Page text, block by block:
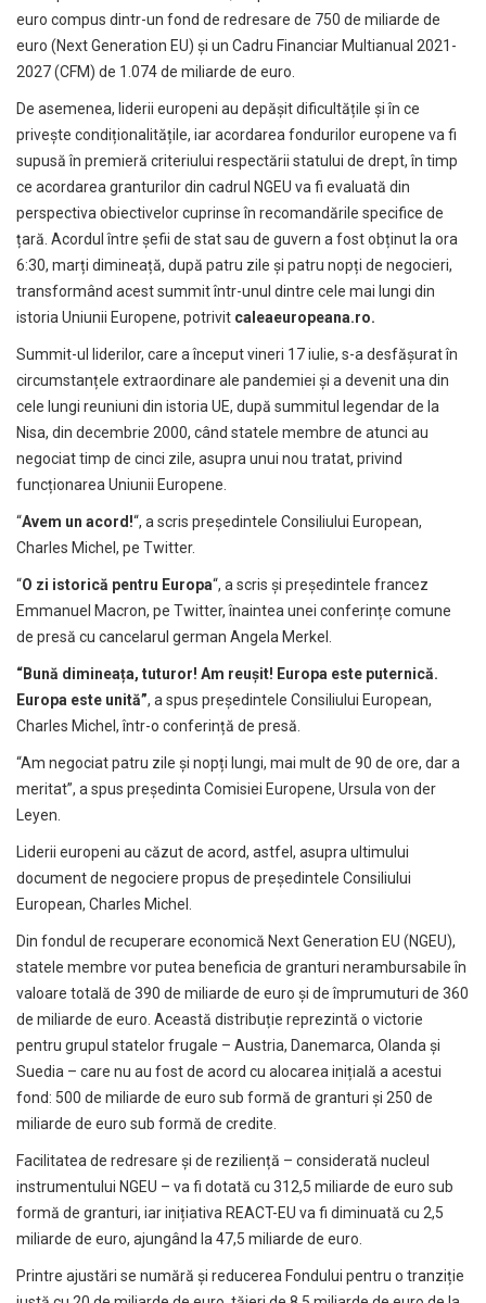
euro compus dintr-un fond de redresare de 750 de miliarde de
euro (Next Generation EU) și un Cadru Financiar Multianual 2021-
2027 (CFM) de 1.074 de miliarde de euro.
De asemenea, liderii europeni au depășit dificultățile și în ce
privește condiționalitățile, iar acordarea fondurilor europene va fi
supusă în premieră criteriului respectării statului de drept, în timp
ce acordarea granturilor din cadrul NGEU va fi evaluată din
perspectiva obiectivelor cuprinse în recomandările specifice de
țară. Acordul între șefii de stat sau de guvern a fost obținut la ora
6:30, marți dimineață, după patru zile și patru nopți de negocieri,
transformând acest summit într-unul dintre cele mai lungi din
istoria Uniunii Europene, potrivit caleaeuropeana.ro.
Summit-ul liderilor, care a început vineri 17 iulie, s-a desfășurat în
circumstanțele extraordinare ale pandemiei și a devenit una din
cele lungi reuniuni din istoria UE, după summitul legendar de la
Nisa, din decembrie 2000, când statele membre de atunci au
negociat timp de cinci zile, asupra unui nou tratat, privind
funcționarea Uniunii Europene.
“Avem un acord!“, a scris președintele Consiliului European,
Charles Michel, pe Twitter.
“O zi istorică pentru Europa“, a scris și președintele francez
Emmanuel Macron, pe Twitter, înaintea unei conferințe comune
de presă cu cancelarul german Angela Merkel.
“Bună dimineața, tuturor! Am reușit! Europa este puternică.
Europa este unită”, a spus președintele Consiliului European,
Charles Michel, într-o conferință de presă.
“Am negociat patru zile și nopți lungi, mai mult de 90 de ore, dar a
meritat”, a spus președinta Comisiei Europene, Ursula von der
Leyen.
Liderii europeni au căzut de acord, astfel, asupra ultimului
document de negociere propus de președintele Consiliului
European, Charles Michel.
Din fondul de recuperare economică Next Generation EU (NGEU),
statele membre vor putea beneficia de granturi nerambursabile în
valoare totală de 390 de miliarde de euro și de împrumuturi de 360
de miliarde de euro. Această distribuție reprezintă o victorie
pentru grupul statelor frugale – Austria, Danemarca, Olanda și
Suedia – care nu au fost de acord cu alocarea inițială a acestui
fond: 500 de miliarde de euro sub formă de granturi și 250 de
miliarde de euro sub formă de credite.
Facilitatea de redresare și de reziliență – considerată nucleul
instrumentului NGEU – va fi dotată cu 312,5 miliarde de euro sub
formă de granturi, iar inițiativa REACT-EU va fi diminuată cu 2,5
miliarde de euro, ajungând la 47,5 miliarde de euro.
Printre ajustări se numără și reducerea Fondului pentru o tranziție